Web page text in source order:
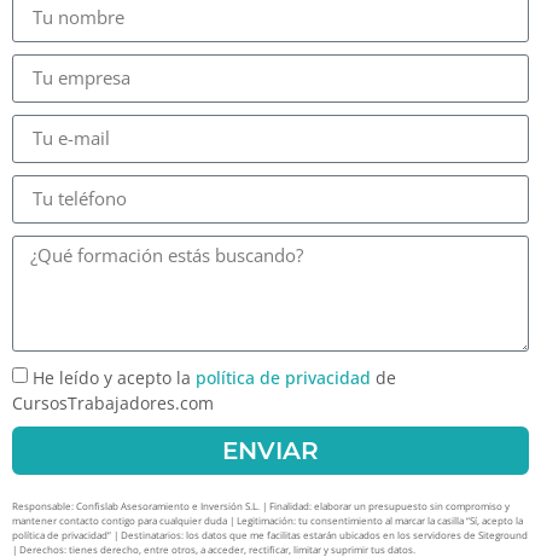
He leído y acepto la política de privacidad de
CursosTrabajadores.com
ENVIAR
Responsable: Confislab Asesoramiento e Inversión S.L. | Finalidad: elaborar un presupuesto sin compromiso y
mantener contacto contigo para cualquier duda | Legitimación: tu consentimiento al marcar la casilla “Sí, acepto la
política de privacidad” | Destinatarios: los datos que me facilitas estarán ubicados en los servidores de Siteground
| Derechos: tienes derecho, entre otros, a acceder, rectificar, limitar y suprimir tus datos.